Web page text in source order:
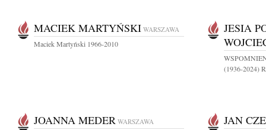
MACIEK MARTYŃSKI WARSZAWA
Maciek Martyński 1966-2010
JESIA
(1936-2024)
JOANNA MEDER WARSZAWA JAN